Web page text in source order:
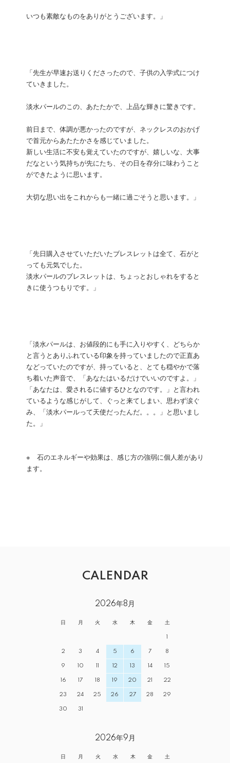
いつも素敵なものをありがとうございます。」
「先生が早速お送りくださったので、子供の入学式につけ
ていきました。
淡水パールのこの、あたたかで、上品な輝きに驚きです。
前日まで、体調が悪かったのですが、ネックレスのおかげ
で首元からあたたかさを感じていました。
新しい生活に不安も覚えていたのですが、嬉しいな、大事
だなという気持ちが先にたち、その日を存分に味わうこと
ができたように思います。
大切な思い出をこれからも一緒に過ごそうと思います。」
「先日購入させていただいたブレスレットは全て、石がと
っても元気でした。
淡水パールのブレスレットは、ちょっとおしゃれをすると
きに使うつもりです。」
「淡水パールは、お値段的にも手に入りやすく、どちらか
と言うとありふれている印象を持っていましたので正直あ
などっていたのですが、持っていると、とても穏やかで落
ち着いた声音で、「あなたはいるだけでいいのですよ。」
「あなたは、愛されるに値するひとなのです。」と言われ
ているような感じがして、ぐっと来てしまい、思わず涙ぐ
み、「淡水パールって天使だったんだ。。。」と思いまし
た。」
※ 石のエネルギーや効果は、感じ方の強弱に個人差があり
ます。
CALENDAR
2026年8月
日 月 火 水 木 金 土
1
2 3 4 5 6 7 8
9 10 11 12 13 14 15
16 17 18 19 20 21 22
23 24 25 26 27 28 29
30 31
2026年9月
日 月 火 水 木 金 土